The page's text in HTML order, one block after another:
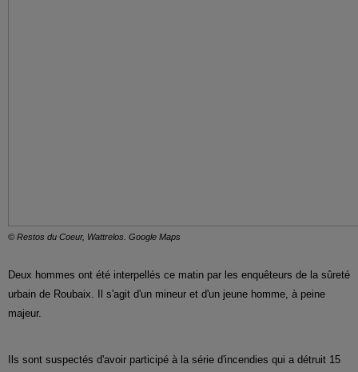
© Restos du Coeur, Wattrelos. Google Maps
Deux hommes ont été interpellés ce matin par les enquêteurs de la sûreté
urbain de Roubaix. Il s'agit d'un mineur et d'un jeune homme, à peine
majeur.
Ils sont suspectés d'avoir participé à la série d'incendies qui a détruit 15